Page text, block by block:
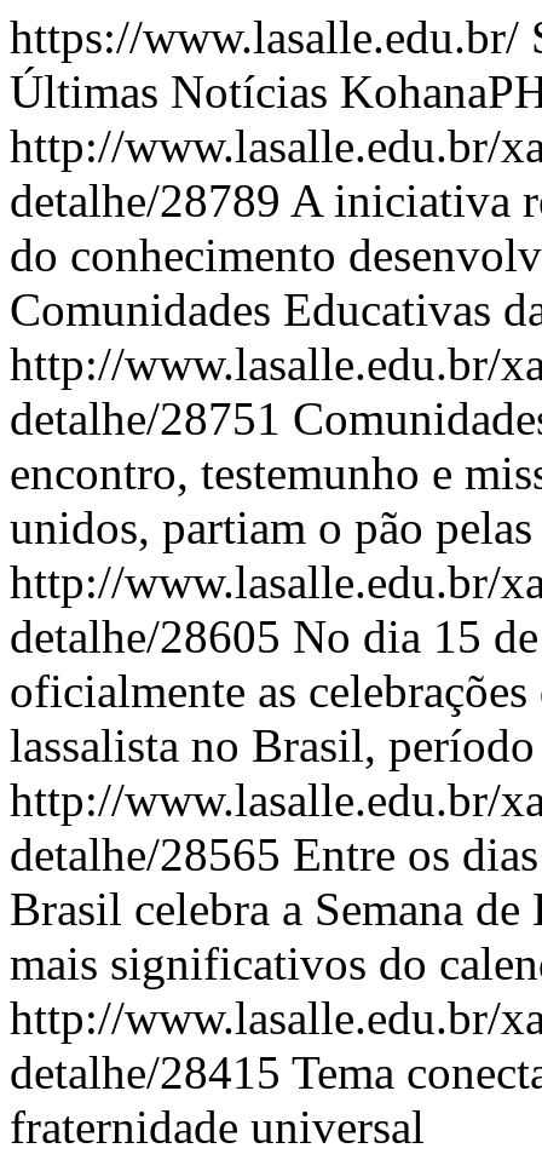
https://www.lasalle.edu.br/
Últimas Notícias
http://www.lasalle.edu.br/
detalhe/28789 A iniciativa
do conhecimento
Comunidades Educativas
http://www.lasalle.edu.br/
detalhe/28751
encontro, testemunho e
unidos, partiam o pão
http://www.lasalle.edu.br/
detalhe/28605 No dia 15
oficialmente as
lassalista no Brasil,
http://www.lasalle.edu.br/
detalhe/28565 Entre os
Brasil celebra a Semana
mais significativos do
http://www.lasalle.edu.br/
detalhe/28415 Tema
fraternidade universal